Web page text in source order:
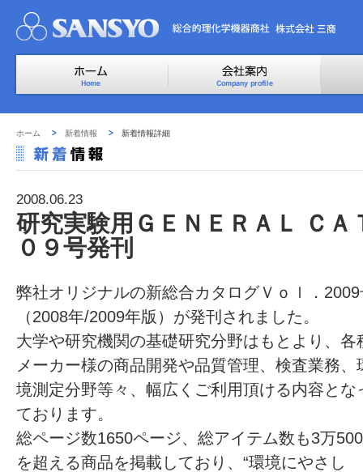
ホーム 新着情報 新着情報詳細
2008.06.23
研究実験用ＧＥＮＥＲＡＬ ＣＡ
０９号発刊
弊社オリジナルの新総合カタログＶｏｌ．2009
（2008年/2009年版）が発刊されました。
大学や研究機関の基礎研究分野はもとより、各
メーカー様の商品開発や品質管理、検査業務、
境測定分野等々、幅広くご利用頂ける内容とな
ております。
総ページ数1650ページ、総アイテム数も3万
を超える商品を掲載しており、“環境にやさし